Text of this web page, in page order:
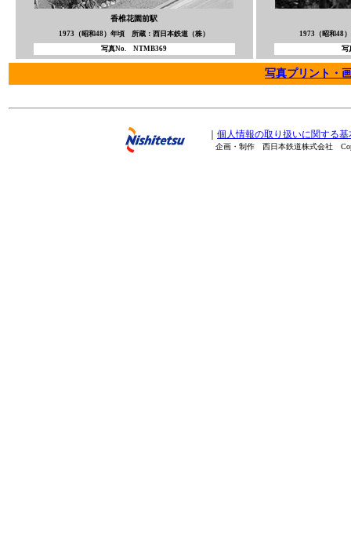
香椎花園前駅
1973（昭和48）年頃 所蔵：西日本鉄道（株）
写真No. NTMB369
1973（昭和48
写
写真プリント・
個人情報の取り扱いに関する基
企画・制作 西日本鉄道株式会社